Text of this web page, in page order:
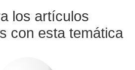
los artículos
con esta temática